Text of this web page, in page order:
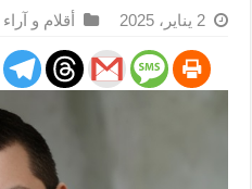
2 يناير، 2025 أقلام و آراء